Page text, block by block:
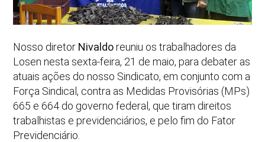
Nosso diretor Nivaldoreuniu os trabalhadores da
Losen nesta sexta-feira, 21 de maio, para debater as
atuais ações do nosso Sindicato, em conjunto com a
Força Sindical, contra as Medidas Provisórias (MPs)
665 e 664 do governo federal, que tiram direitos
trabalhistas e previdenciários, e pelo fim do Fator
Previdenciário.